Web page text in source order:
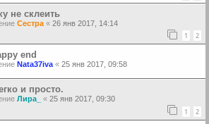
не склеить
Сестра « 26 янв 2017, 14:14
1 2
end
Nata37iva « 25 янв 2017, 09:58
и просто.
Лира_ « 25 янв 2017, 09:30
1 2